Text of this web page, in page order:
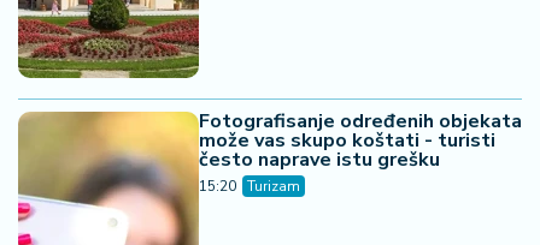
Fotografisanje određenih objekata
može vas skupo koštati - turisti
često naprave istu grešku
15:20 Turizam